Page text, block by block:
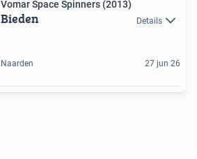
Vomar Space Spinners (2013)
Bieden Details
Naarden 27 jun 26